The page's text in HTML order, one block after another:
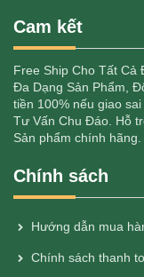
Cam kết
Free Ship Cho Tất Cả
Đa Dạng Sản Phẩm,
tiền 100% nếu giao
Tư Vấn Chu Đáo. Hỗ
Sản phẩm chính
Chính sách
Hướng dẫn mua
Chính sách thanh